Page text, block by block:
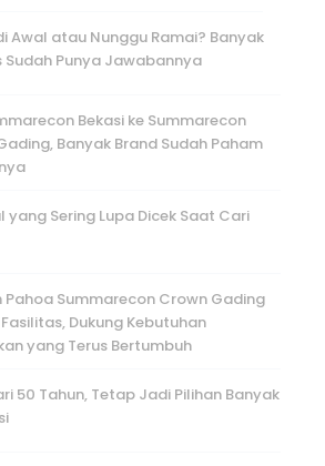
Awal atau Nunggu Ramai? Banyak
Sudah Punya Jawabannya
Bekasi ke Summarecon
Banyak Brand Sudah Paham
yang Sering Lupa Dicek Saat Cari
Pahoa Summarecon Crown Gading
Dukung Kebutuhan
yang Terus Bertumbuh
50 Tahun, Tetap Jadi Pilihan Banyak